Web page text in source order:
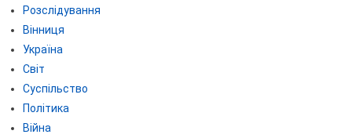
Розслідування
Вінниця
Україна
Світ
Суспільство
Політика
Війна